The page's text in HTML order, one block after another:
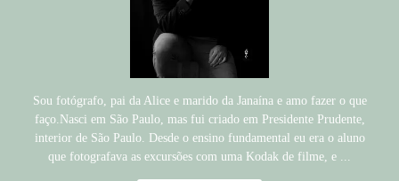
Sou fotógrafo, pai da Alice e marido da Janaína e amo fazer o que
faço.Nasci em São Paulo, mas fui criado em Presidente Prudente,
interior de São Paulo. Desde o ensino fundamental eu era o aluno
que fotografava as excursões com uma Kodak de filme, e ...